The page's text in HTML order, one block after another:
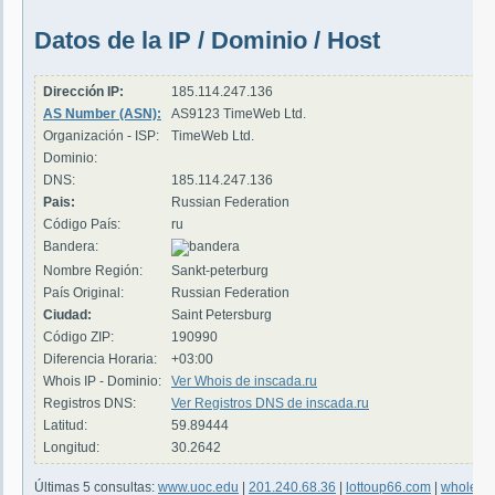
Datos de la IP / Dominio / Host
Dirección IP:
185.114.247.136
AS Number (ASN):
AS9123 TimeWeb Ltd.
Organización - ISP:
TimeWeb Ltd.
Dominio:
DNS:
185.114.247.136
Pais:
Russian Federation
Código País:
ru
Bandera:
Nombre Región:
Sankt-peterburg
País Original:
Russian Federation
Ciudad:
Saint Petersburg
Código ZIP:
190990
Diferencia Horaria:
+03:00
Whois IP - Dominio:
Ver Whois de inscada.ru
Registros DNS:
Ver Registros DNS de inscada.ru
Latitud:
59.89444
Longitud:
30.2642
Últimas 5 consultas: www.uoc.edu 201.240.68.36 lottoup66.com